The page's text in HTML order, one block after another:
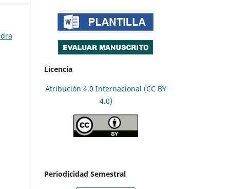
Licencia
Atribución 4.0 Internacional (CC BY
4.0)
Periodicidad Semestral